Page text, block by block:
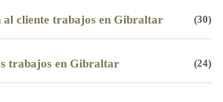
al cliente trabajos en Gibraltar (30)
trabajos en Gibraltar (24)